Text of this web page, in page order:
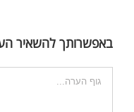
באפשרותך להשאיר
הערה